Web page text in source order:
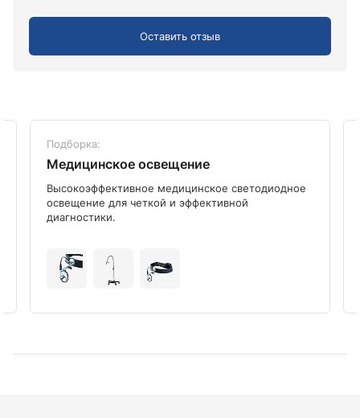
Оставить отзыв
Подборка:
Медицинское освещение
Высокоэффективное медицинское светодиодное
освещение для четкой и эффективной
диагностики.